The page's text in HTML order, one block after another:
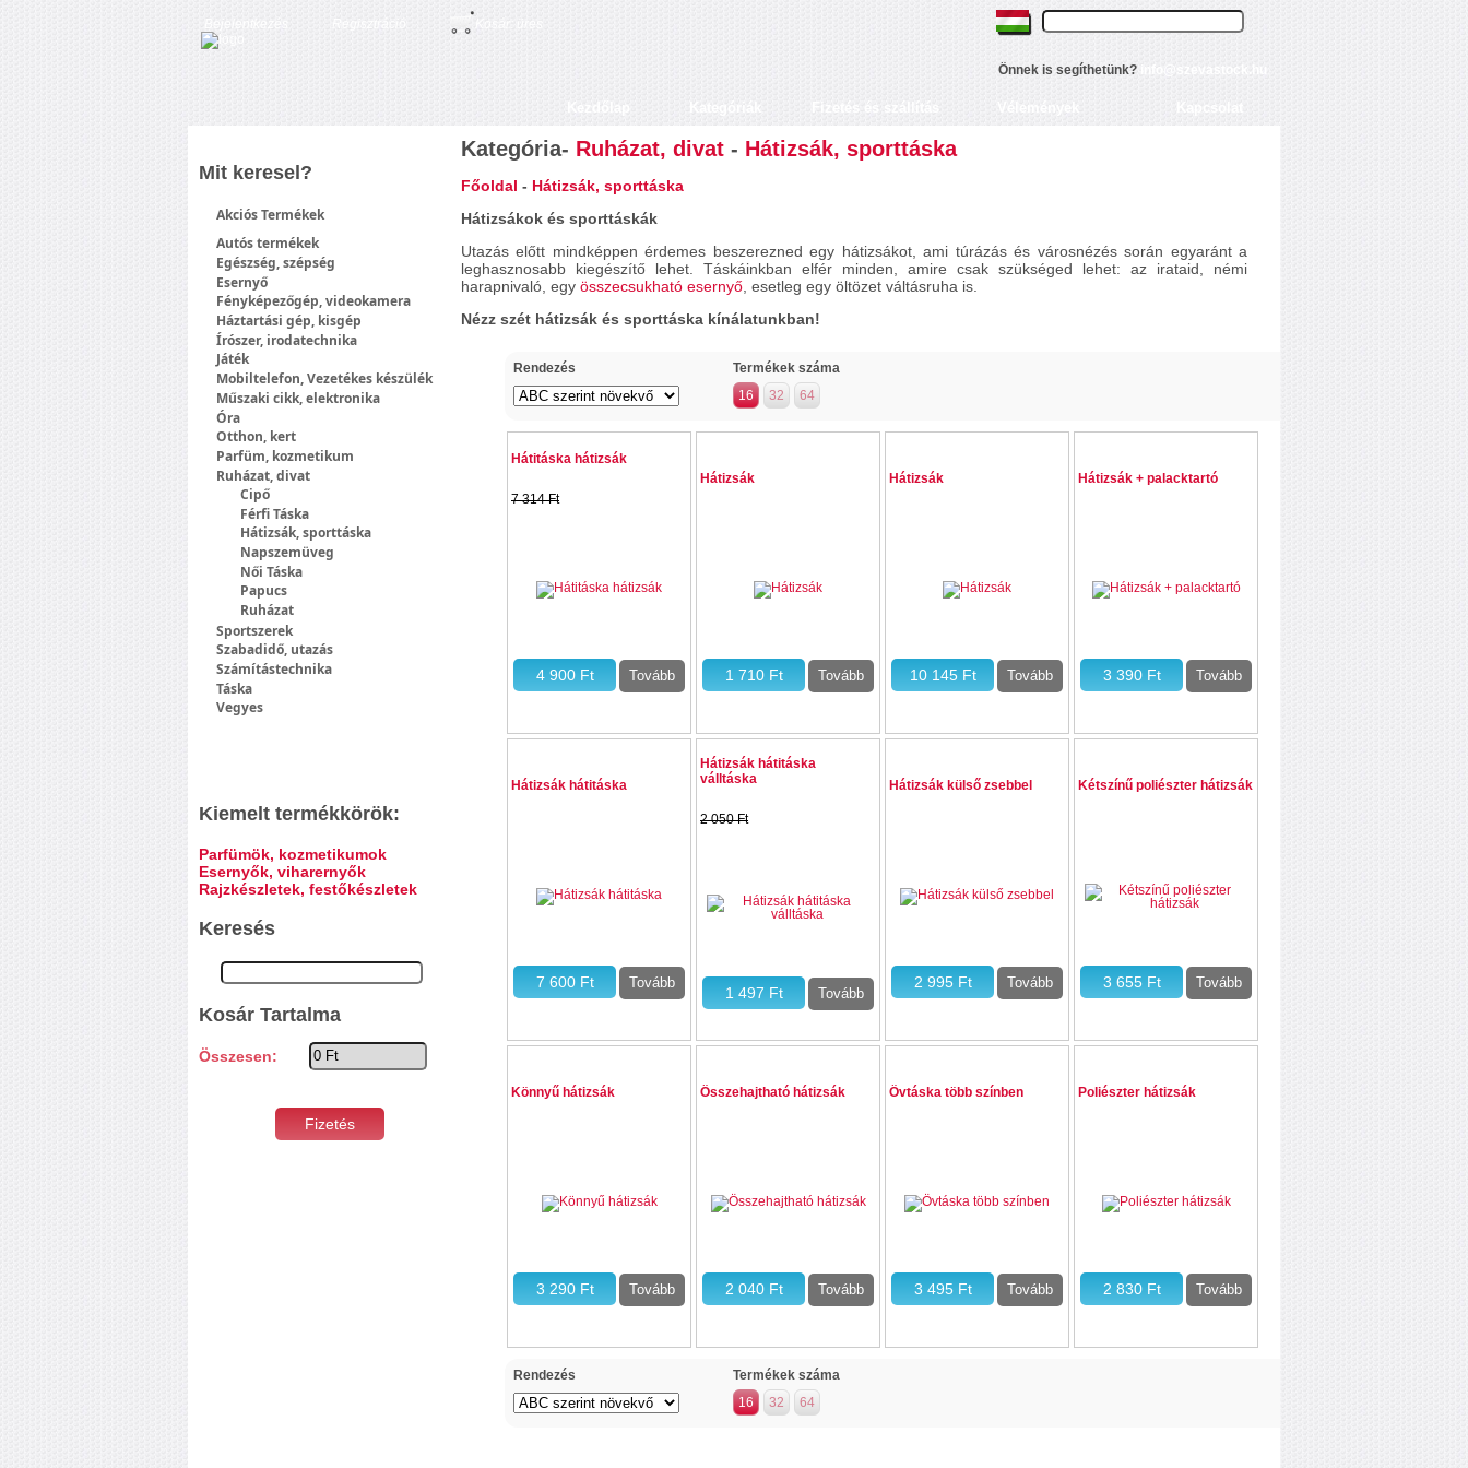
Bejelentkezés Regisztráció Kosár: üres
Önnek is segíthetünk? info@szevastock.hu
Kezdőlap Kategóriák Fizetés és szállítás Vélemények Kapcsolat
Mit keresel?
Akciós Termékek
Autós termékek
Egészség, szépség
Esernyő
Fényképezőgép, videokamera
Háztartási gép, kisgép
Írószer, irodatechnika
Játék
Mobiltelefon, Vezetékes készülék
Műszaki cikk, elektronika
Óra
Otthon, kert
Parfüm, kozmetikum
Ruházat, divat
Cipő
Férfi Táska
Hátizsák, sporttáska
Napszemüveg
Női Táska
Papucs
Ruházat
Sportszerek
Szabadidő, utazás
Számítástechnika
Táska
Vegyes
Kiemelt termékkörök:
Parfümök, kozmetikumok
Esernyők, viharernyők
Rajzkészletek, festőkészletek
Keresés
Kosár Tartalma
Összesen:
Kategória- Ruházat, divat - Hátizsák, sporttáska
Főoldal - Hátizsák, sporttáska
Hátizsákok és sporttáskák
Utazás előtt mindképpen érdemes beszerezned egy hátizsákot, ami túrázás és városnézés során egyaránt a
leghasznosabb kiegészítő lehet. Táskáinkban elfér minden, amire csak szükséged lehet: az irataid, némi
harapnivaló, egy összecsukható esernyő , esetleg egy öltözet váltásruha is.
Nézz szét hátizsák és sporttáska kínálatunkban!
Rendezés
Termékek száma
16
32 64
Hátitáska hátizsák
7 314 Ft
Hátizsák Hátizsák Hátizsák + palacktartó
Hátizsák hátitáska
Hátizsák hátitáska
válltáska
2 050 Ft
Hátizsák külső zsebbel Kétszínű poliészter hátizsák
Könnyű hátizsák Összehajtható hátizsák Övtáska több színben Poliészter hátizsák
Rendezés
Termékek száma
16
32 64